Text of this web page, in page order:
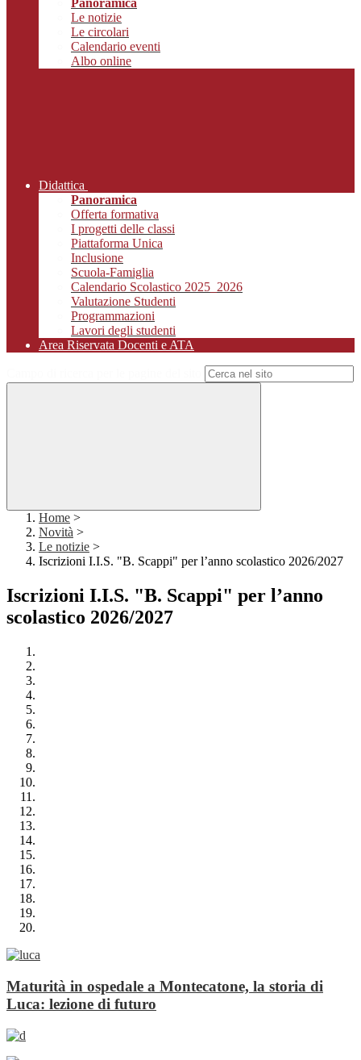
Panoramica
Le notizie
Le circolari
Calendario eventi
Albo online
Didattica
Panoramica
Offerta formativa
I progetti delle classi
Piattaforma Unica
Inclusione
Scuola-Famiglia
Calendario Scolastico 2025_2026
Valutazione Studenti
Programmazioni
Lavori degli studenti
Area Riservata Docenti e ATA
Home >
Novità >
Le notizie >
Iscrizioni I.I.S. "B. Scappi" per l’anno scolastico 2026/2027
Iscrizioni I.I.S. "B. Scappi" per l’anno
scolastico 2026/2027
Maturità in ospedale a Montecatone, la storia di
Luca: lezione di futuro